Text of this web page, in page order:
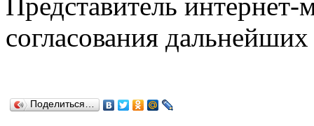
согласования
Поделиться…